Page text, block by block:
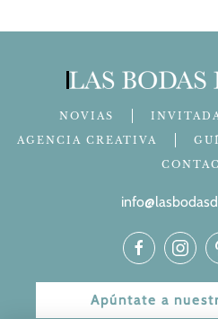
NOVIAS
AGENCIA CREATIVA
Apúntate a